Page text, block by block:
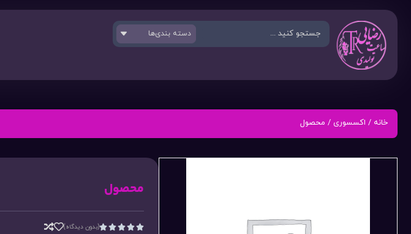
خانه / اکسسوری / محصول
محصول




(بدون دیدگاه)